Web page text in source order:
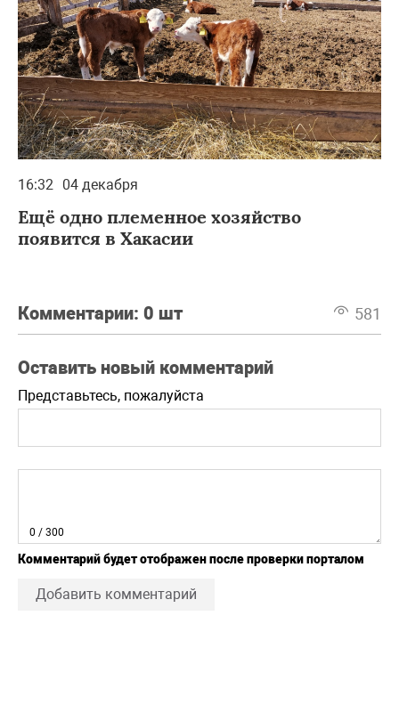
16:32 04 декабря
Ещё одно племенное хозяйство
появится в Хакасии
Комментарии: 0 шт 581
Оставить новый комментарий
Представьтесь, пожалуйста
0 / 300
Комментарий будет отображен после проверки порталом
Добавить комментарий